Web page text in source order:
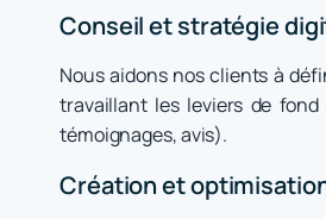
Conseil et stratégie
Nous aidons nos clients à
travaillant les leviers de
témoignages, avis).
Création et